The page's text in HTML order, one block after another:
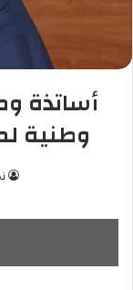
أساتذة
وطنية